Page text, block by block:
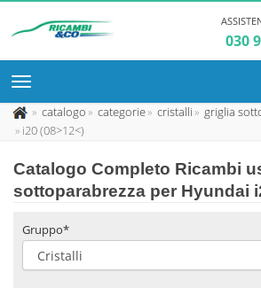
030
catalogo categorie cristalli griglia
i20 (08>12<)
Catalogo Completo Ricambi
sottoparabrezza per Hyundai
Gruppo*